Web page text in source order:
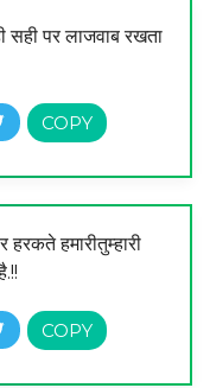
सही पर लाजवाब रखता
हमारीतुम्हारी